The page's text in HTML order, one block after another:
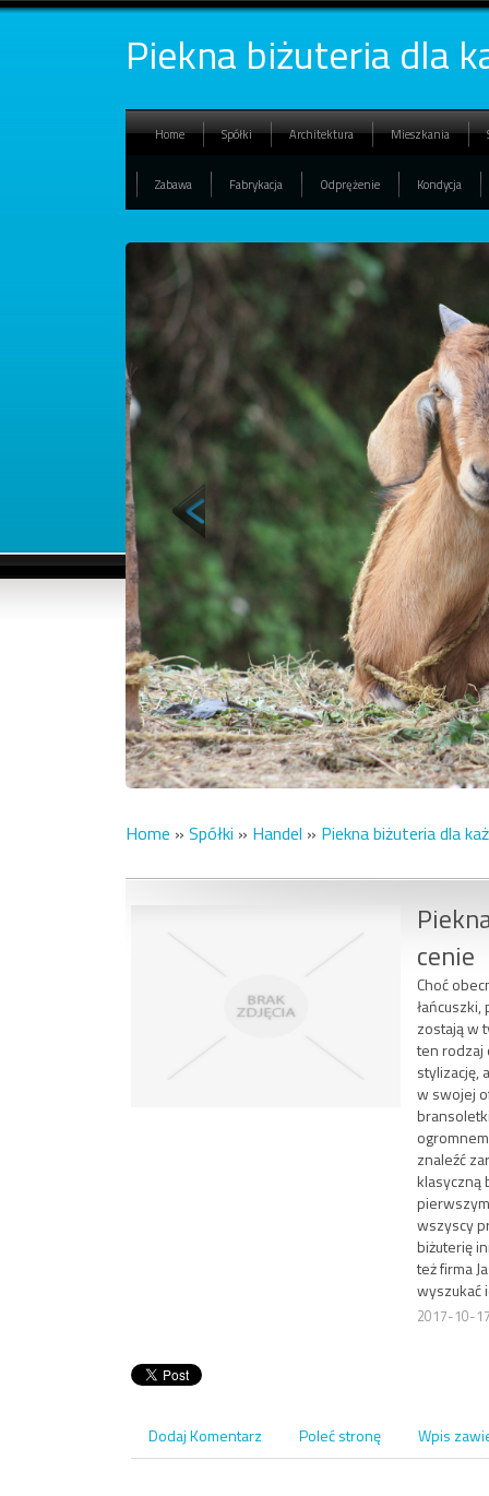
Piekna biżuteria dla
Home Spółki Architektura Mieszkania
Zabawa Fabrykacja Odprężenie Kondycja
Home » Spółki » Handel » Piekna biżuteria dla
cenie
Choć
zostają w
ten rodzaj
stylizację,
w swojej
znaleźć
klasyczną
wszyscy
biżuterię
też firma
wyszukać
2017-10-
Dodaj Komentarz Poleć stronę Wpis